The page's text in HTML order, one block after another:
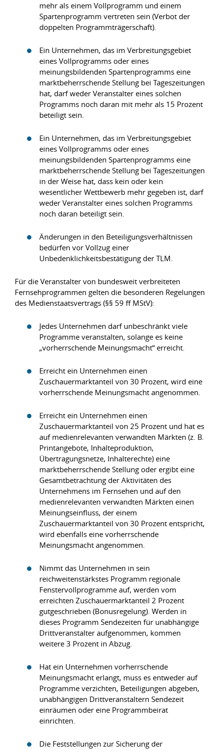
mehr als einem Vollprogramm und einem
Spartenprogramm vertreten sein (Verbot der
doppelten Programmträgerschaft).
Ein Unternehmen, das im Verbreitungsgebiet
eines Vollprogramms oder eines
meinungsbildenden Spartenprogramms eine
marktbeherrschende Stellung bei Tageszeitungen
hat, darf weder Veranstalter eines solchen
Programms noch daran mit mehr als 15 Prozent
beteiligt sein.
Ein Unternehmen, das im Verbreitungsgebiet
eines Vollprogramms oder eines
meinungsbildenden Spartenprogramms eine
marktbeherrschende Stellung bei Tageszeitungen
in der Weise hat, dass kein oder kein
wesentlicher Wettbewerb mehr gegeben ist, darf
weder Veranstalter eines solchen Programms
noch daran beteiligt sein.
Änderungen in den Beteiligungsverhältnissen
bedürfen vor Vollzug einer
Unbedenklichkeitsbestätigung der TLM.
Für die Veranstalter von bundesweit verbreiteten
Fernsehprogrammen gelten die besonderen Regelungen
des Medienstaatsvertrags (§§ 59 ff MStV):
Jedes Unternehmen darf unbeschränkt viele
Programme veranstalten, solange es keine
„vorherrschende Meinungsmacht“ erreicht.
Erreicht ein Unternehmen einen
Zuschauermarktanteil von 30 Prozent, wird eine
vorherrschende Meinungsmacht angenommen.
Erreicht ein Unternehmen einen
Zuschauermarktanteil von 25 Prozent und hat es
auf medienrelevanten verwandten Märkten (z. B.
Printangebote, Inhalteproduktion,
Übertragungsnetze, Inhalterechte) eine
marktbeherrschende Stellung oder ergibt eine
Gesamtbetrachtung der Aktivitäten des
Unternehmens im Fernsehen und auf den
medienrelevanten verwandten Märkten einen
Meinungseinfluss, der einem
Zuschauermarktanteil von 30 Prozent entspricht,
wird ebenfalls eine vorherrschende
Meinungsmacht angenommen.
Nimmt das Unternehmen in sein
reichweitenstärkstes Programm regionale
Fenstervollprogramme auf, werden vom
erreichten Zuschauermarktanteil 2 Prozent
gutgeschrieben (Bonusregelung). Werden in
dieses Programm Sendezeiten für unabhängige
Drittveranstalter aufgenommen, kommen
weitere 3 Prozent in Abzug.
Hat ein Unternehmen vorherrschende
Meinungsmacht erlangt, muss es entweder auf
Programme verzichten, Beteiligungen abgeben,
unabhängigen Drittveranstaltern Sendezeit
einräumen oder eine Programmbeirat
einrichten.
Die Feststellungen zur Sicherung der